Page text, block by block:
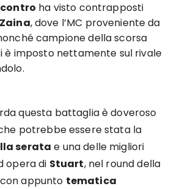
ha visto contrapposti
, dove l’MC proveniente da
campione della scorsa
è imposto nettamente sul rivale
questa battaglia è doveroso
potrebbe essere stata la
serata e una delle migliori
opera di Stuart, nel round della
appunto tematica